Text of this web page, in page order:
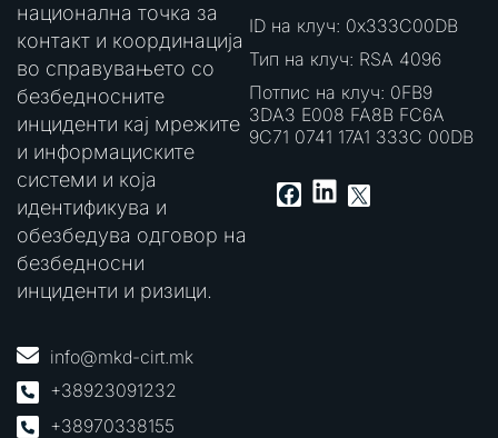
национална точка за
контакт и координација
во справувањето со
безбедносните
инциденти кај мрежите
и информациските
системи и која
идентификува и
обезбедува одговор на
безбедносни
инциденти и ризици.
info@mkd-cirt.mk
+38923091232
+38970338155
ID на клуч: 0x333C00DB
Тип на клуч: RSA 4096
Потпис на клуч: 0FB9
3DA3 E008 FA8B FC6A
9C71 0741 17A1 333C 00DB
Facebook
LinkedIn
X